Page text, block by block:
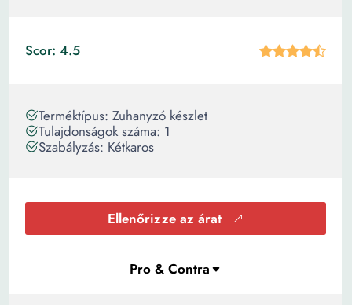
Scor: 4.5
Terméktípus: Zuhanyzó készlet
Tulajdonságok száma: 1
Szabályzás: Kétkaros
Ellenőrizze az árat